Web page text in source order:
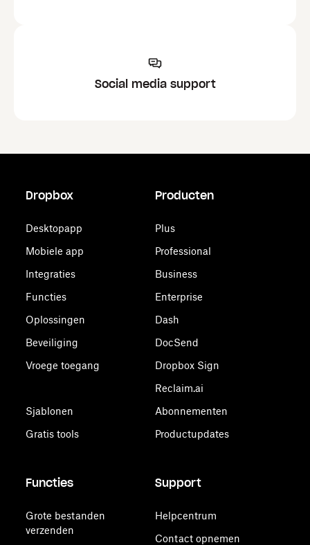
Social media support
Dropbox
Desktopapp
Mobiele app
Integraties
Functies
Oplossingen
Beveiliging
Vroege toegang
Sjablonen
Gratis tools
Producten
Plus
Professional
Business
Enterprise
Dash
DocSend
Dropbox Sign
Reclaim.ai
Abonnementen
Productupdates
Functies
Grote bestanden
verzenden
Support
Helpcentrum
Contact opnemen